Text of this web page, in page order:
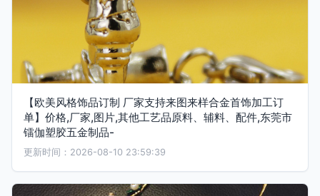
【欧美风格饰品订制 厂家支持来图来样合金首饰加工订
单】价格,厂家,图片,其他工艺品原料、辅料、配件,东莞市
镭伽塑胶五金制品-
更新时间：2026-08-10 23:59:39